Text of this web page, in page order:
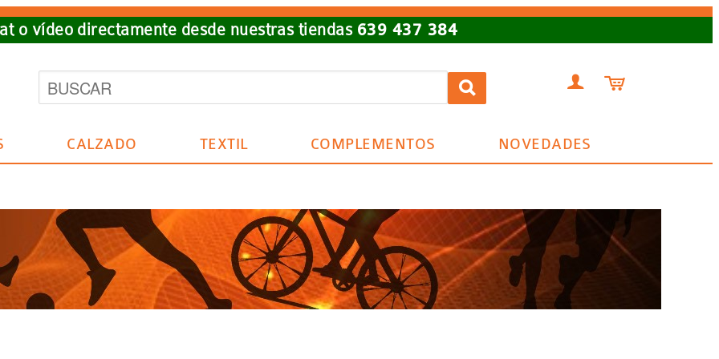
o vídeo directamente desde nuestras tiendas 639 437 384
 
CALZADO TEXTIL COMPLEMENTOS NOVEDADES